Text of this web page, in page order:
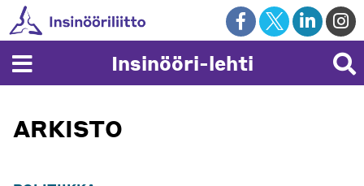
Skip
to
content
Insinööri-lehti
ARKISTO